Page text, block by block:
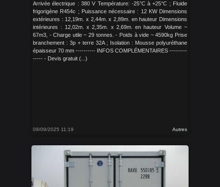
Arrivée électrique : 380 V Température: -25°C à +25°C ; Fluide
frigorigène R454c ; Puissance nécessaire : 12 KW Dimensions
extérieures : 12,19m. x 2,44m. x 2,89m. en hauteur Dimensions
intérieures : 12,02m. x 2,35m. x 2,69m. en hauteur Volume ~
67m3, - Charge utile ~ 29 tonnes. - Poids à vide ~ 4590kg Prise
branchement : 3p + terre 32A ; Isolation : Mousse polyuréthane
épaisseur 70 mm ---------- INFOS COMPLÉMENTAIRES ---------
----- - Devis gratuit (...)
09/09/2025 11:19 Autres